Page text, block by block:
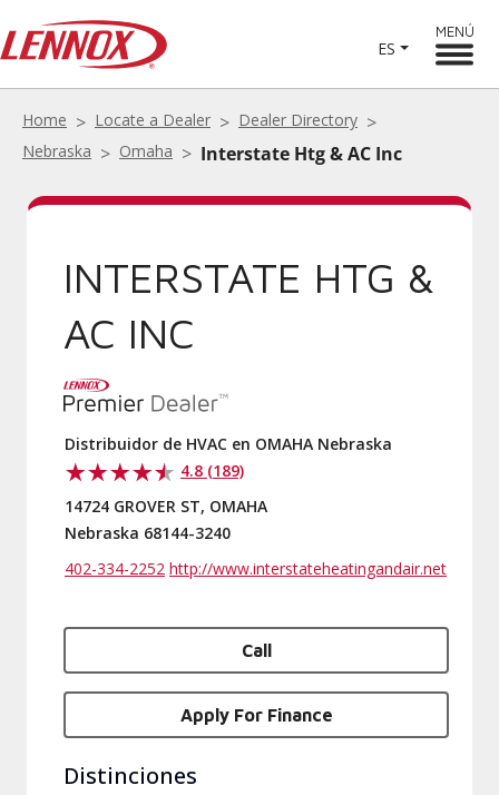
ES
MENÚ
Home Locate a Dealer
Dealer Directory
Nebraska
Omaha Interstate Htg & AC Inc
INTERSTATE HTG &
AC INC
Distribuidor de HVAC en OMAHA Nebraska
4.8 (189)
14724 GROVER ST, OMAHA
Nebraska 68144-3240
402-334-2252 http://www.interstateheatingandair.net
Call
Apply For Finance
Distinciones